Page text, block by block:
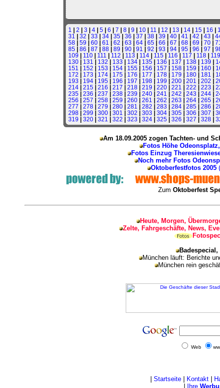
1 | 2 | 3 | 4| 5| 6 | 7 | 8| 9 | 10| 11 | 12 | 13 | 14| 15| 16 |
31 | 32 | 33 | 34| 35| 36 | 37 | 38| 39 | 40| 41 | 42 | 43 |
58| 59 | 60| 61 | 62 | 63 | 64| 65| 66 | 67 | 68| 69 | 70|
85| 86 | 87 | 88| 89 | 90| 91 | 92 | 93 | 94| 95| 96 | 97 |
109 | 110| 111 | 112 | 113 | 114| 115| 116 | 117 | 118| 119
130| 131 | 132 | 133 | 134| 135| 136 | 137 | 138| 139 |
151 | 152 | 153 | 154| 155| 156 | 157 | 158| 159 | 160|
172 | 173 | 174| 175| 176 | 177 | 178| 179 | 180| 181 |
193 | 194| 195| 196 | 197 | 198| 199 | 200| 201 | 202 |
214| 215| 216 | 217 | 218| 219 | 220| 221 | 222 | 223 |
235| 236 | 237 | 238| 239 | 240| 241 | 242 | 243 | 244|
256 | 257 | 258| 259 | 260| 261 | 262 | 263 | 264| 265|
277 | 278| 279 | 280| 281 | 282 | 283 | 284| 285| 286 |
298| 299 | 300| 301 | 302 | 303 | 304| 305| 306 | 307 |
319 | 320| 321 | 322 | 323 | 324| 325| 326 | 327 | 328|
Am 18.09.2005 zogen Tachten- und
Fotos Höhe
Fotos Einzug
Noch mehr Fotos
Oktoberfestfotos 2005(
Zum Oktoberfest
Heute, Morgen,
Zelte, Fahrgeschäfte, News,
München läuft: Berichte
München rein
Web
Startseite| Kontakt|
Ihre